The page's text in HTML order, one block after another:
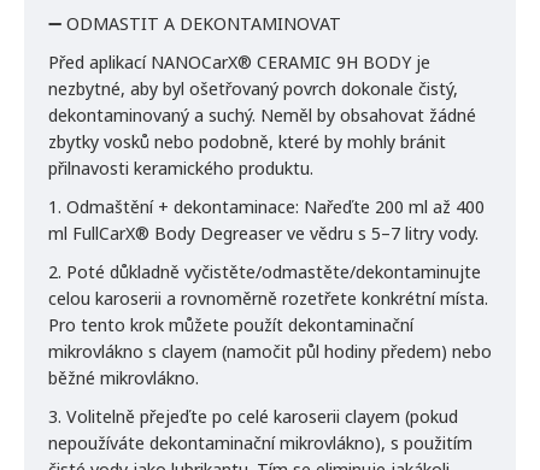
➖ ODMASTIT A DEKONTAMINOVAT
Před aplikací NANOCarX® CERAMIC 9H BODY je
nezbytné, aby byl ošetřovaný povrch dokonale čistý,
dekontaminovaný a suchý. Neměl by obsahovat žádné
zbytky vosků nebo podobně, které by mohly bránit
přilnavosti keramického produktu.
1. Odmaštění + dekontaminace: Nařeďte 200 ml až 400
ml FullCarX® Body Degreaser ve vědru s 5–7 litry vody.
2. Poté důkladně vyčistěte/odmastěte/dekontaminujte
celou karoserii a rovnoměrně rozetřete konkrétní místa.
Pro tento krok můžete použít dekontaminační
mikrovlákno s clayem (namočit půl hodiny předem) nebo
běžné mikrovlákno.
3. Volitelně přejeďte po celé karoserii clayem (pokud
nepoužíváte dekontaminační mikrovlákno), s použitím